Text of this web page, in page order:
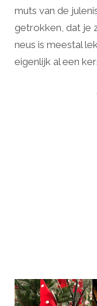
muts van de
getrokken, dat je
neus is meestal
eigenlijk al een